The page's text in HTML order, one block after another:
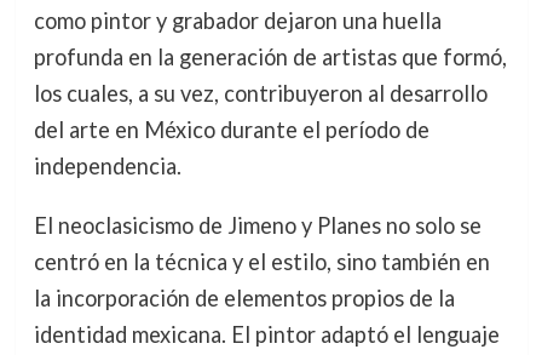
como pintor y grabador dejaron una huella
profunda en la generación de artistas que formó,
los cuales, a su vez, contribuyeron al desarrollo
del arte en México durante el período de
independencia.
El neoclasicismo de Jimeno y Planes no solo se
centró en la técnica y el estilo, sino también en
la incorporación de elementos propios de la
identidad mexicana. El pintor adaptó el lenguaje